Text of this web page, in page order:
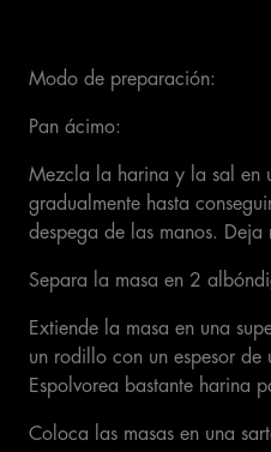
Modo de preparación:
Pan ácimo:
Mezcla la harina y la sal en
gradualmente hasta
despega de las manos. Deja
Separa la masa en 2
Extiende la masa en una
un rodillo con un espesor de
Espolvorea bastante harina
Coloca las masas en una